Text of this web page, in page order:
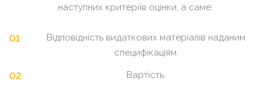
наступних критеріїв оцінки, а саме:
Відповідність видаткових матеріалів наданим
специфікаціям.
Вартість.